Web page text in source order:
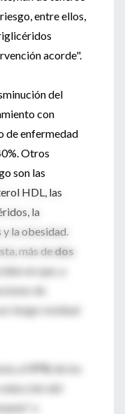
entre ellos,
acorde".
del
con
de enfermedad
Otros
son las
HDL, las
la
la obesidad.
más dedos
en que, a
de
riesgo residual
el 97%de los
del
o